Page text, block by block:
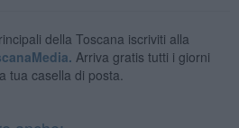
della Toscana iscriviti alla
Arriva gratis tutti i giorni
tua casella di posta.